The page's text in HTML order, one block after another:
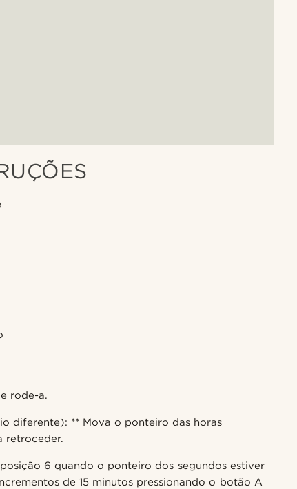
rode-a.
diferente): ** Mova o ponteiro das horas
retroceder.
6 quando o ponteiro dos segundos estiver
de 15 minutos pressionando o botão A